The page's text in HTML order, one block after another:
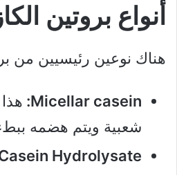
أنواع بروتين
هناك نوعين رئيسيين من
Micellar casein: هذا
شعبية ويتم هضمه
Hydrolysate: